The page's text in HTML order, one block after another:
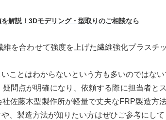
解説！3Dモデリング・型取りのご相談なら
を合わせて強度を上げた繊維強化プラスチ
ことはわからないという方も多いのではない
問点が明確になり、依頼する際に担当者と
佐藤木型製作所が軽量で丈夫なFRP製造方
、製造方法が知りたい方はぜひご参考にして